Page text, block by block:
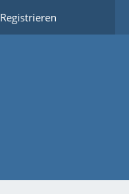
Registrieren